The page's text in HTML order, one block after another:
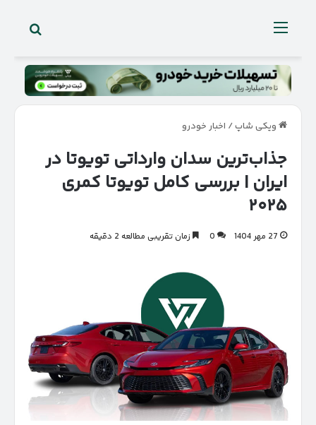
منو
ویکی شاپ/ اخبار خودرو
جذاب‌ترین سدان وارداتی تویوتا در
ایران | بررسی کامل تویوتا کمری
۲۰۲۵
27 مهر 1404 0 زمان تقریبی مطالعه 2 دقیقه